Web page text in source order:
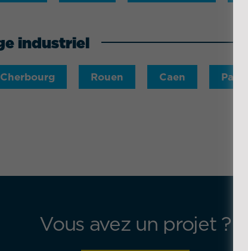
industriel
Cherbourg Rouen Caen Paris
Vous avez un projet ?